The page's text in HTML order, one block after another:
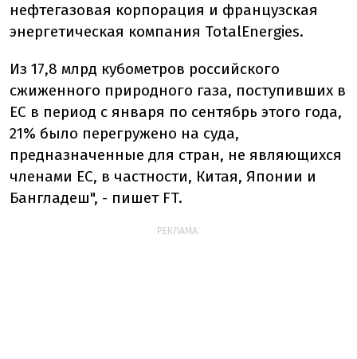
нефтегазовая корпорация и французская
энергетическая компания TotalEnergies.
Из 17,8 млрд кубометров российского
сжиженного природного газа, поступивших в
ЕС в период с января по сентябрь этого года,
21% было перегружено на суда,
предназначенные для стран, не являющихся
членами ЕС, в частности, Китая, Японии и
Бангладеш", - пишет FT.
РЕКЛАМА: